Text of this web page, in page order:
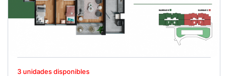
3 unidades disponibles